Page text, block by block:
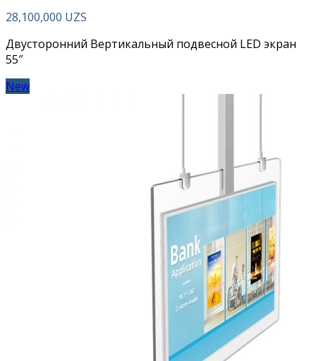
28,100,000 UZS
Двусторонний Вертикальный подвесной LED экран
55″
New